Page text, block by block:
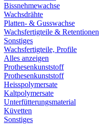
Bissnehmewachse
Wachsdrähte
Platten- & Gusswachse
Wachsfertigteile & Retentionen
Sonstiges
Wachsfertigteile, Profile
Alles anzeigen
Prothesenkunststoff
Prothesenkunststoff
Heisspolymersate
Kaltpolymersate
Unterfütterungsmaterial
Küvetten
Sonstiges